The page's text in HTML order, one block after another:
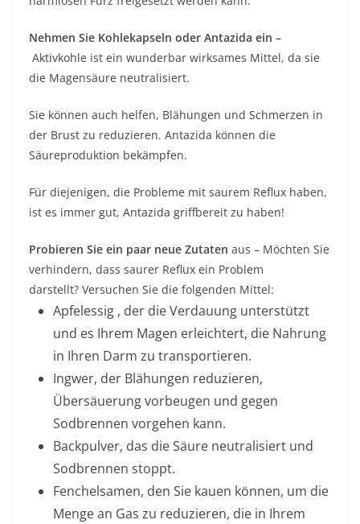
Nehmen Sie Kohlekapseln oder Antazida ein –
Aktivkohle ist ein wunderbar wirksames Mittel, da sie
die Magensäure neutralisiert.
Sie können auch helfen, Blähungen und Schmerzen in
der Brust zu reduzieren. Antazida können die
Säureproduktion bekämpfen.
Für diejenigen, die Probleme mit saurem Reflux haben,
ist es immer gut, Antazida griffbereit zu haben!
Probieren Sie ein paar neue Zutaten aus – Möchten Sie
verhindern, dass saurer Reflux ein Problem
darstellt? Versuchen Sie die folgenden Mittel:
Apfelessig , der die Verdauung unterstützt
und es Ihrem Magen erleichtert, die Nahrung
in Ihren Darm zu transportieren.
Ingwer, der Blähungen reduzieren,
Übersäuerung vorbeugen und gegen
Sodbrennen vorgehen kann.
Backpulver, das die Säure neutralisiert und
Sodbrennen stoppt.
Fenchelsamen, den Sie kauen können, um die
Menge an Gas zu reduzieren, die in Ihrem